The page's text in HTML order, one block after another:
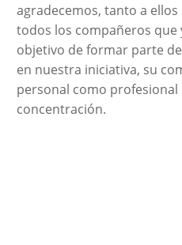
agradecemos, tanto a ellos
todos los compañeros que
objetivo de formar parte
en nuestra iniciativa, su
personal como
concentración.